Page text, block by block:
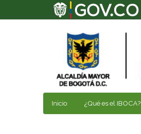
Inicio ¿Qué es el IBOCA?